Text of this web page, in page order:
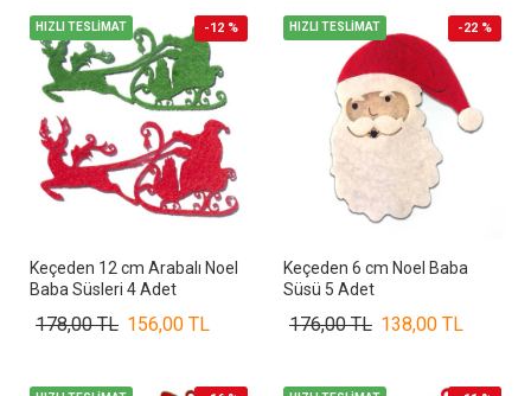
HIZLI TESLİMAT -12 %
Keçeden 12 cm Arabalı Noel
Baba Süsleri 4 Adet
156,00 TL
178,00 TL
HIZLI TESLİMAT -22 %
Keçeden 6 cm Noel Baba
Süsü 5 Adet
138,00 TL
176,00 TL